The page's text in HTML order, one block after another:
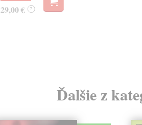
29,00 € ?
Ďalšie z